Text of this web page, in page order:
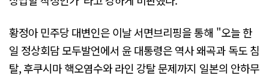
황정아 민주당 대변인은 이날 서면브리핑을 통해 "오늘 한
일 정상회담 모두발언에서 윤 대통령은 역사 왜곡과 독도 침
탈, 후쿠시마 핵오염수와 라인 강탈 문제까지 일본의 안하무